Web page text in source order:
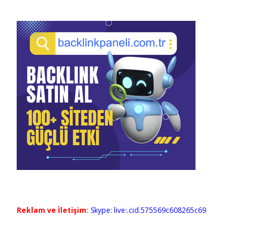
Reklam ve İletişim: Skype: live:.cid.575569c608265c69